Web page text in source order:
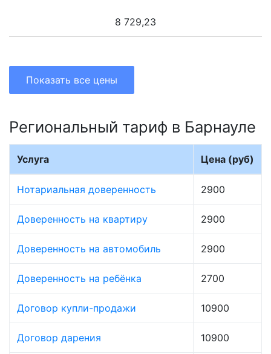
8 729,23
Показать все цены
Региональный тариф в Барнауле
Услуга Цена (руб)
Нотариальная доверенность 2900
Доверенность на квартиру 2900
Доверенность на автомобиль 2900
Доверенность на ребёнка 2700
Договор купли-продажи 10900
Договор дарения 10900